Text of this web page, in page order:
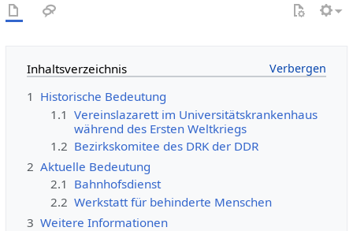
Inhaltsverzeichnis
1 Historische Bedeutung
1.1 Vereinslazarett im Universitätskrankenhaus
während des Ersten Weltkriegs
1.2 Bezirkskomitee des DRK der DDR
2 Aktuelle Bedeutung
2.1 Bahnhofsdienst
2.2 Werkstatt für behinderte Menschen
3 Weitere Informationen